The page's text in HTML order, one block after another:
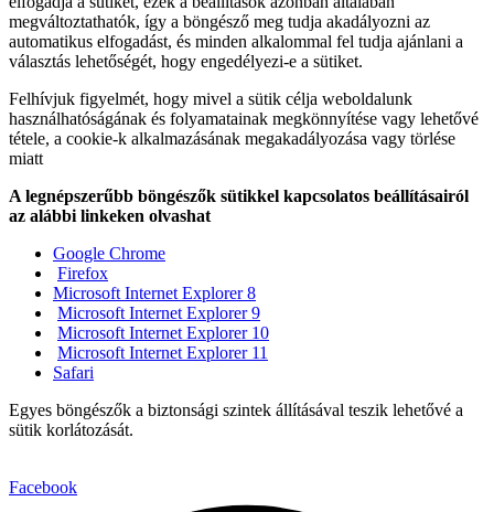
megváltoztathatók, így a böngésző meg tudja akadályozni az
automatikus elfogadást, és minden alkalommal fel tudja ajánlani a
választás lehetőségét, hogy engedélyezi-e a sütiket.
Felhívjuk figyelmét, hogy mivel a sütik célja weboldalunk
használhatóságának és folyamatainak megkönnyítése vagy lehetővé
tétele, a cookie-k alkalmazásának megakadályozása vagy törlése
miatt
A legnépszerűbb böngészők sütikkel kapcsolatos beállításairól
az alábbi linkeken olvashat
Google Chrome
Firefox
Microsoft Internet Explorer 8
Microsoft Internet Explorer 9
Microsoft Internet Explorer 10
Microsoft Internet Explorer 11
Safari
Egyes böngészők a biztonsági szintek állításával teszik lehetővé a
sütik korlátozását.
Facebook